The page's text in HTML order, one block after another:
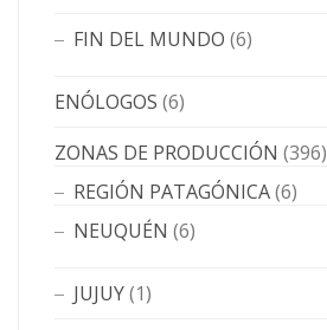
FIN DEL MUNDO (6)
ENÓLOGOS (6)
ZONAS DE PRODUCCIÓN (396)
REGIÓN PATAGÓNICA(6)
NEUQUÉN (6)
JUJUY(1)